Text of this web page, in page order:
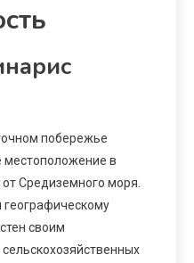
побережье
местоположение в
Средиземного моря.
географическому
своим